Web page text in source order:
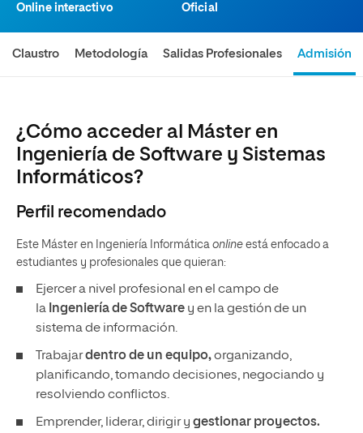
Online interactivo
Oficial
Claustro Metodología Salidas Profesionales Admisión
¿Cómo acceder al Máster en
Ingeniería de Software y Sistemas
Informáticos?
Perfil recomendado
Este Máster en Ingeniería Informática online está enfocado a
estudiantes y profesionales que quieran:
Ejercer a nivel profesional en el campo de
la Ingeniería de Software y en la gestión de un
sistema de información.
Trabajardentro de un equipo,organizando,
planificando, tomando decisiones, negociando y
resolviendo conflictos.
Emprender, liderar, dirigir y gestionar proyectos.